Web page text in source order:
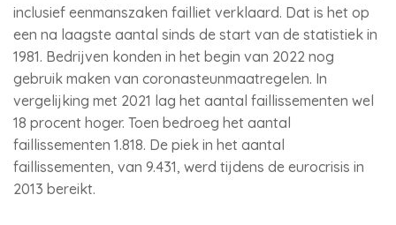
inclusief eenmanszaken failliet verklaard. Dat is het op
een na laagste aantal sinds de start van de statistiek in
1981. Bedrijven konden in het begin van 2022 nog
gebruik maken van coronasteunmaatregelen. In
vergelijking met 2021 lag het aantal faillissementen wel
18 procent hoger. Toen bedroeg het aantal
faillissementen 1.818. De piek in het aantal
faillissementen, van 9.431, werd tijdens de eurocrisis in
2013 bereikt.